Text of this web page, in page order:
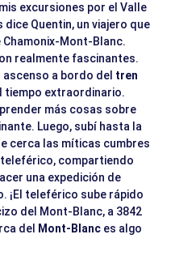
excursiones por el Valle
Quentin, un viajero que
Mont-Blanc.
realmente fascinantes.
ascenso a bordo del tren
tiempo extraordinario.
más cosas sobre
Luego, subí hasta la
cerca las míticas cumbres
teleférico, compartiendo
una expedición de
¡El teleférico sube rápido
del Mont-Blanc, a 3842
del
Mont-Blanc es algo